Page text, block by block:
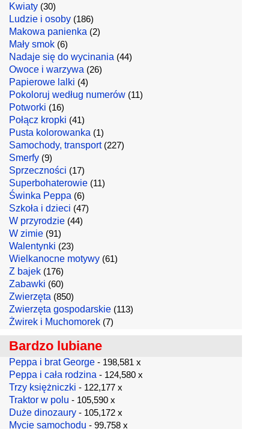
Kwiaty (30)
Ludzie i osoby (186)
Makowa panienka (2)
Mały smok (6)
Nadaje się do wycinania (44)
Owoce i warzywa (26)
Papierowe lalki (4)
Pokoloruj według numerów (11)
Potworki (16)
Połącz kropki (41)
Pusta kolorowanka (1)
Samochody, transport(227)
Smerfy (9)
Sprzeczności (17)
Superbohaterowie (11)
Świnka Peppa (6)
Szkoła i dzieci (47)
W przyrodzie (44)
W zimie (91)
Walentynki (23)
Wielkanocne motywy (61)
Z bajek (176)
Zabawki (60)
Zwierzęta (850)
Zwierzęta gospodarskie (113)
Żwirek i Muchomorek (7)
Bardzo lubiane
Peppa i brat George - 198,581 x
Peppa i cała rodzina - 124,580 x
Trzy księżniczki - 122,177 x
Traktor w polu - 105,590 x
Duże dinozaury - 105,172 x
Mycie samochodu - 99,758 x